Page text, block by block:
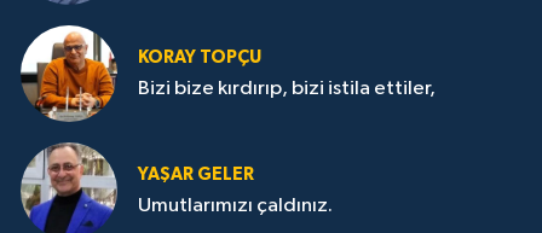
KORAY TOPÇU
Bizi bize kırdırıp, bizi istila ettiler,
YAŞAR GELER
Umutlarımızı çaldınız.